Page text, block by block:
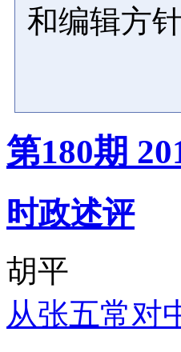
和编辑方
第180期
时政述评
胡平
从张五常对